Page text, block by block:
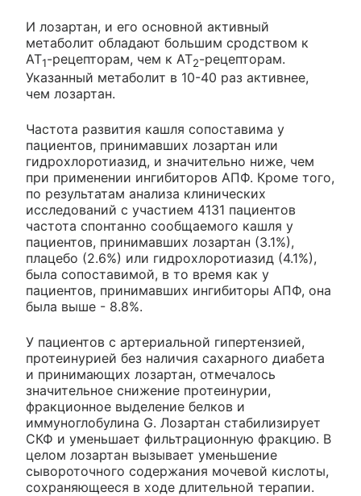
И лозартан, и его основной активный
метаболит обладают большим сродством к
AT1-рецепторам, чем к АТ2-рецепторам.
Указанный метаболит в 10-40 раз активнее,
чем лозартан.
Частота развития кашля сопоставима у
пациентов, принимавших лозартан или
гидрохлоротиазид, и значительно ниже, чем
при применении ингибиторов АПФ. Кроме того,
по результатам анализа клинических
исследований с участием 4131 пациентов
частота спонтанно сообщаемого кашля у
пациентов, принимавших лозартан (3.1%),
плацебо (2.6%) или гидрохлоротиазид (4.1%),
была сопоставимой, в то время как у
пациентов, принимавших ингибиторы АПФ, она
была выше - 8.8%.
У пациентов с артериальной гипертензией,
протеинурией без наличия сахарного диабета
и принимающих лозартан, отмечалось
значительное снижение протеинурии,
фракционное выделение белков и
иммуноглобулина G. Лозартан стабилизирует
СКФ и уменьшает фильтрационную фракцию. В
целом лозартан вызывает уменьшение
сывороточного содержания мочевой кислоты,
сохраняющееся в ходе длительной терапии.